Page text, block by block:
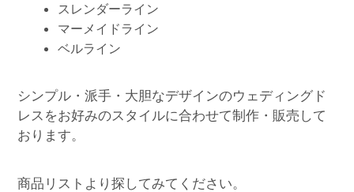
スレンダーライン
マーメイドライン
ベルライン
シンプル・派手・大胆なデザインのウェディングド
レスをお好みのスタイルに合わせて制作・販売して
おります。
商品リストより探してみてください。